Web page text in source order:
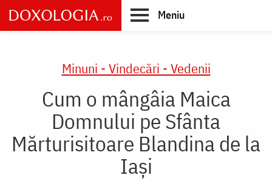
Skip
to
main
Meniu
Minuni - Vindecări - Vedenii
Cum o mângâia Maica
Domnului pe Sfânta
Mărturisitoare Blandina de la
Iași